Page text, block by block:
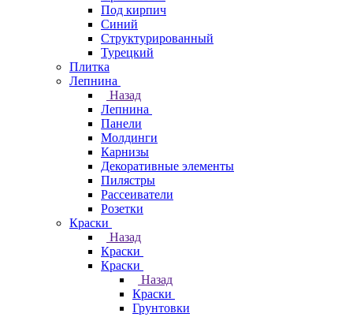
Под кирпич
Синий
Структурированный
Турецкий
Плитка
Лепнина
Назад
Лепнина
Панели
Молдинги
Карнизы
Декоративные элементы
Пилястры
Рассеиватели
Розетки
Краски
Назад
Краски
Краски
Назад
Краски
Грунтовки